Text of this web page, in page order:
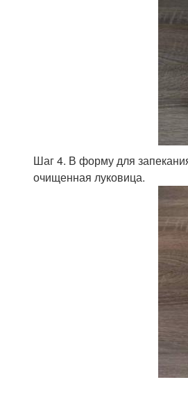
Шаг 4. В форму для
очищенная луковица.